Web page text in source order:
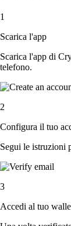
1
Scarica l'app
Scarica l'app di
telefono.
2
Configura il tuo
Segui le istruzioni
3
Accedi al tuo